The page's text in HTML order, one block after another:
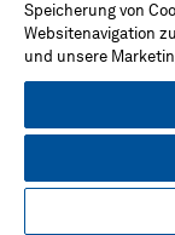
© Hexagon AB
Speicherung von
Websitenavigation
und unsere